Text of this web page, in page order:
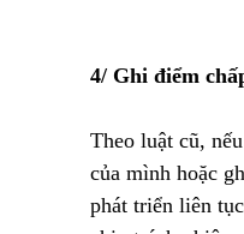
4/ Ghi điểm
Theo luật cũ,
của mình hoặc
phát triển liên